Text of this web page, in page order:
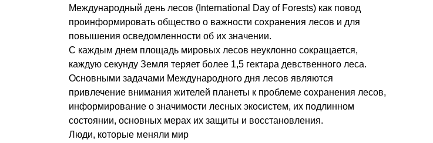
Международный день лесов (International Day of Forests) как повод
проинформировать общество о важности сохранения лесов и для
повышения осведомленности об их значении.
C каждым днем площадь мировых лесов неуклонно сокращается,
каждую секунду Земля теряет более 1,5 гектара девственного леса.
Основными задачами Международного дня лесов являются
привлечение внимания жителей планеты к проблеме сохранения лесов,
информирование о значимости лесных экосистем, их подлинном
состоянии, основных мерах их защиты и восстановления.
Люди, которые меняли мир